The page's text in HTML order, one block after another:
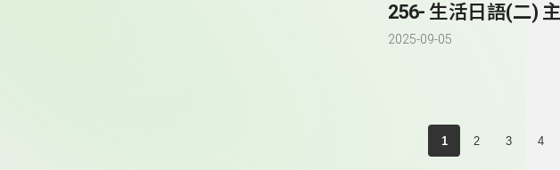
256- 生活日語(二)
2025-09-05
1 2 3 4